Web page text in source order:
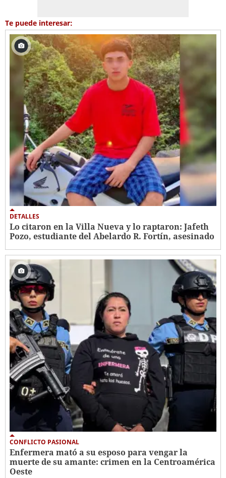
Te puede interesar:
DETALLES
Lo citaron en la Villa Nueva y lo raptaron: Jafeth
Pozo, estudiante del Abelardo R. Fortín, asesinado
CONFLICTO PASIONAL
Enfermera mató a su esposo para vengar la
muerte de su amante: crimen en la Centroamérica
Oeste